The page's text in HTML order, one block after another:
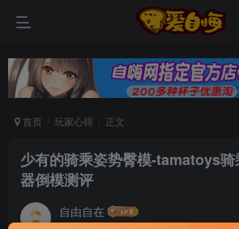
首页 玩家心得 正文
少有的骑乘姿势臀模-tamatoys骑
器倒模测评
自由自在
6个月前发布